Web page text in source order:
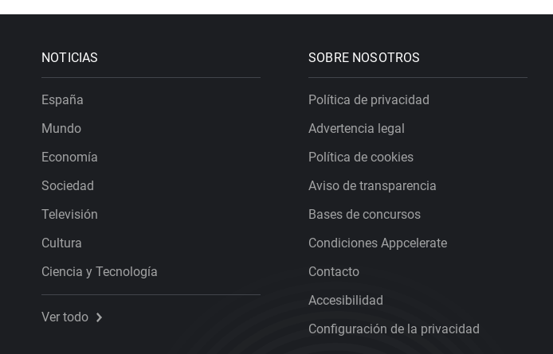
NOTICIAS
España
Mundo
Economía
Sociedad
Televisión
Cultura
Ciencia y Tecnología
Ver todo
SOBRE NOSOTROS
Política de privacidad
Advertencia legal
Política de cookies
Aviso de transparencia
Bases de concursos
Condiciones Appcelerate
Contacto
Accesibilidad
Configuración de la privacidad